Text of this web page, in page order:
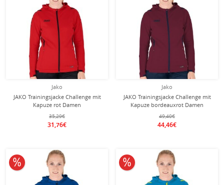
Jako
JAKO Trainingsjacke Challenge mit
Kapuze rot Damen
35,29€
31,76€
Jako
JAKO Trainingsjacke Challenge mit
Kapuze bordeauxrot Damen
49,40€
44,46€
10% reduziert 10% reduziert